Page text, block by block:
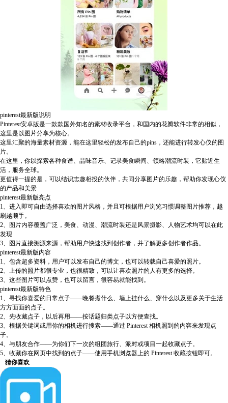
pinterest最新版说明
Pinterest安卓版是一款款国外知名的素材收录平台，和国内的花瓣软件非常的相似，
这里是以图片分享为核心。
这里汇聚的海量素材资源，能在这里轻松的发布自己的pins，还能进行转发心仪的图
片。
在这里，你以探索各种食谱、品味音乐、记录美食瞬间、领略潮流时装，它贴近生
活，服务全球。
更值得一提的是，可以结识志趣相投的伙伴，共同分享图片的乐趣，帮助你发现心仪
的产品和美景
pinterest最新版亮点
1、进入即可自由选择喜欢的图片风格，并且可根据用户浏览习惯调整图片推荐，越
刷越顺手。
2、图片内容覆盖广泛，美食、动漫、潮流时装还是风景摄影、人物艺术均可以在此
发现
3、图片直接溯源来源，帮助用户快速找到创作者，并了解更多创作者作品。
pinterest最新版内容
1、包含超多资料，用户可以发布自己的博文，也可以转载自己喜爱的照片。
2、上传的照片都很专业，也很精致，可以让喜欢照片的人有更多的选择。
3、这些图片可以点赞，也可以留言，很容易就能找到。
pinterest最新版特色
1、寻找你喜爱的日常点子——晚餐煮什么、墙上挂什么、穿什么以及更多关于生活
方方面面的点子。
2、先收藏点子，以后再用——按话题归类点子以方便查找。
3、根据关键词或用你的相机进行搜索——通过 Pinterest 相机照到的内容来发现点
子。
4、与朋友合作——为你们下一次的组团旅行、派对或项目一起收藏点子。
5、收藏你在网页中找到的点子——使用手机浏览器上的 Pinterest 收藏按钮即可。
猜你喜欢